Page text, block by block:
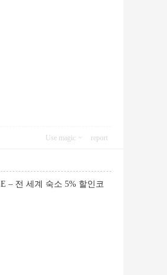
Use magic report
– 전 세계 숙소 5% 할인코